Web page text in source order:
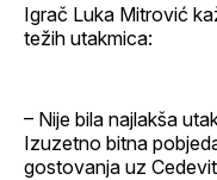
Igrač Luka Mitrović
težih utakmica:
– Nije bila najlakša
Izuzetno bitna
gostovanja uz